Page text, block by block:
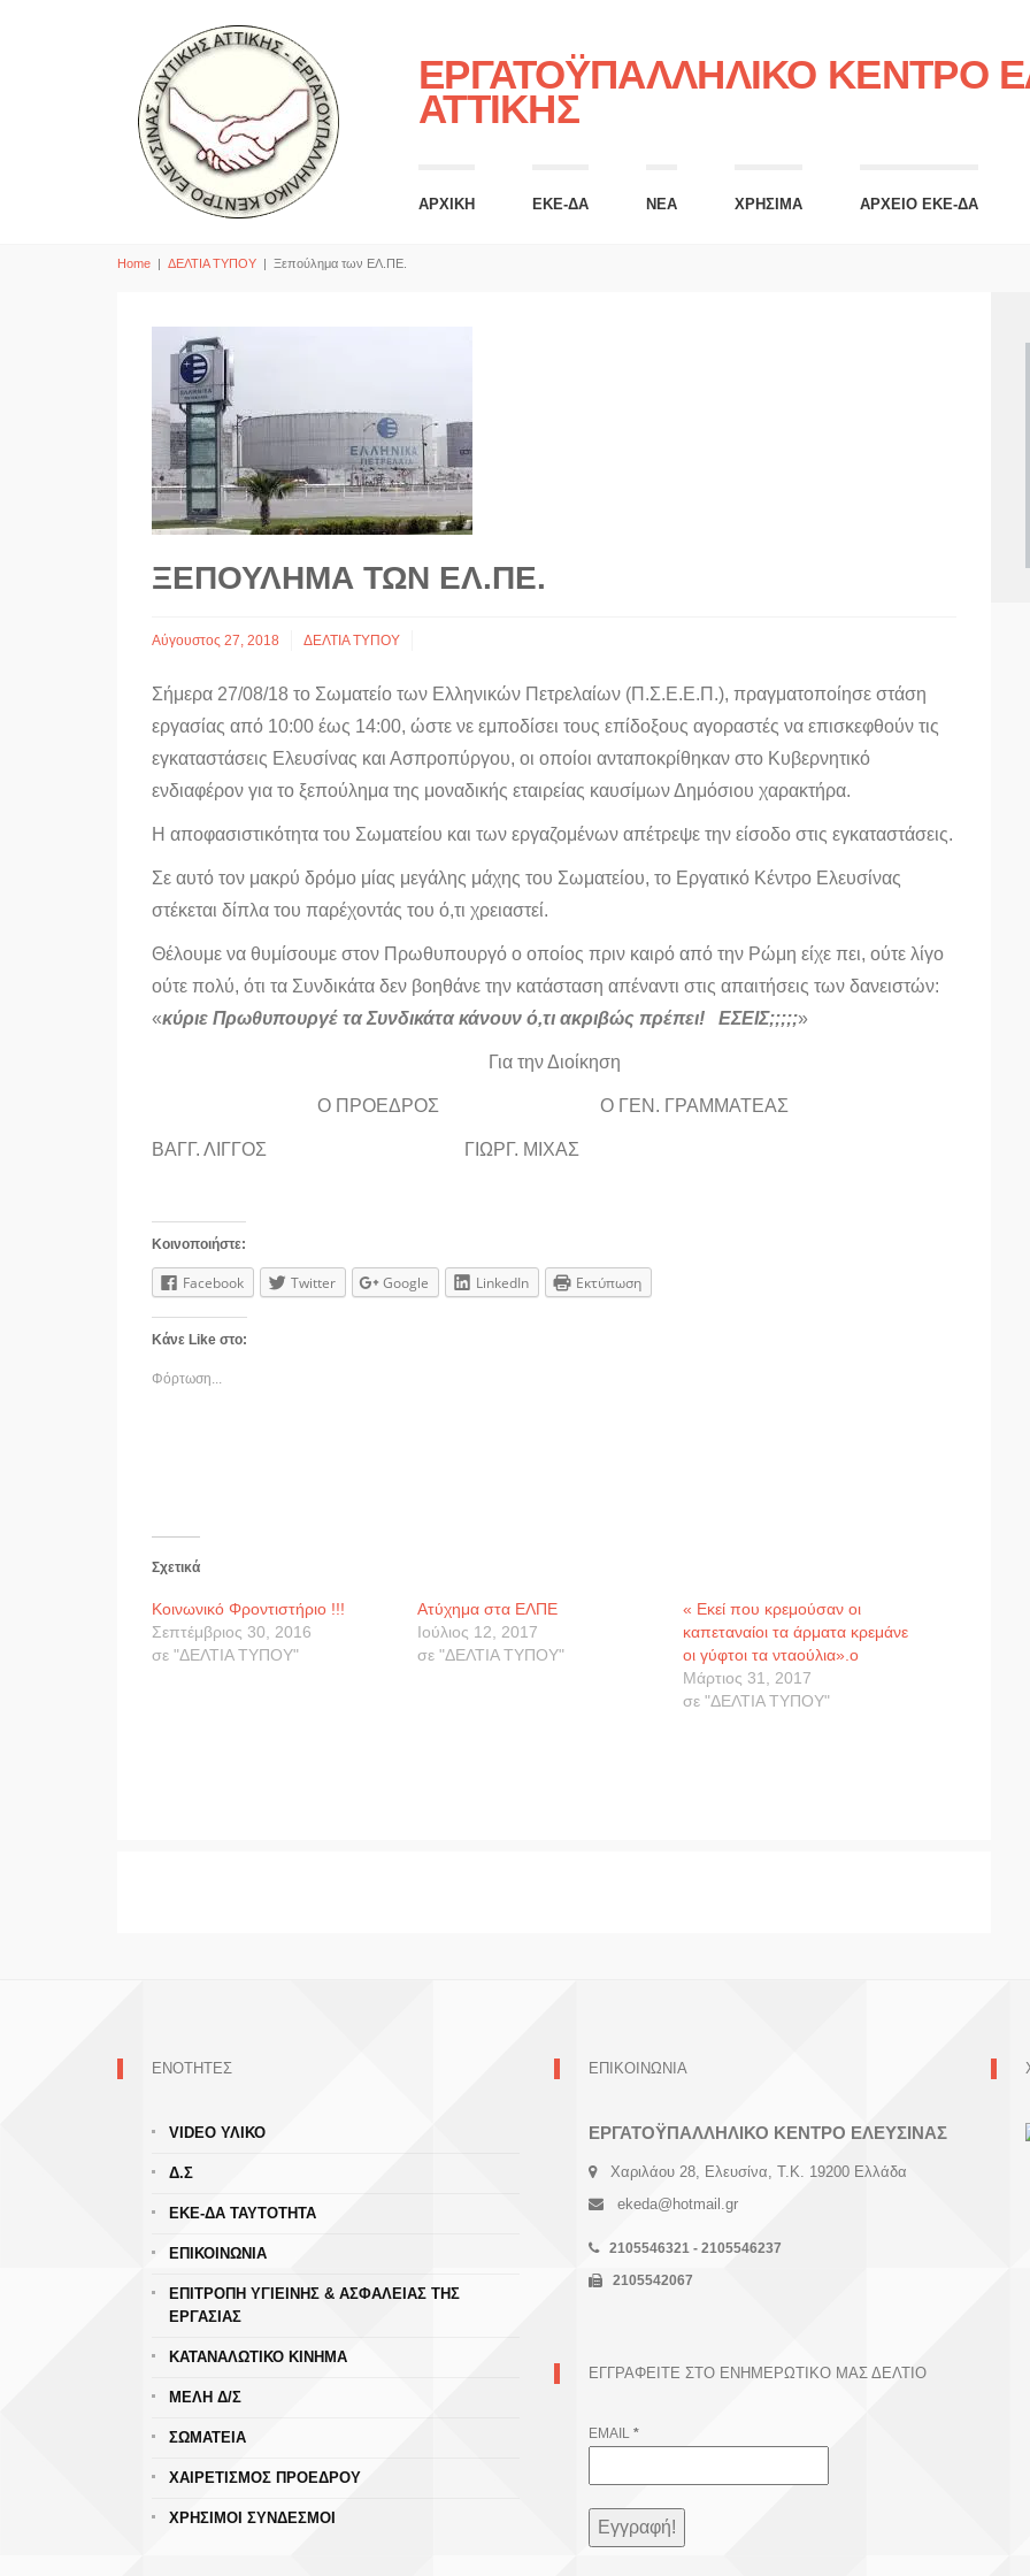
ΕΡΓΑΤΟΫΠΑΛΛΗΛΙΚΟ ΚΕΝΤΡΟ
ΑΤΤΙΚΗΣ
ΑΡΧΙΚΗ ΕΚΕ-ΔΑ ΝΕΑ ΧΡΗΣΙΜΑ ΑΡΧΕΙΟ ΕΚΕ-ΔΑ
Home | ΔΕΛΤΙΑ ΤΥΠΟΥ | Ξεπούλημα των ΕΛ.ΠΕ.
ΞΕΠΟΎΛΗΜΑ ΤΩΝ ΕΛ.ΠΕ.
Αύγουστος 27, 2018 ΔΕΛΤΙΑ ΤΥΠΟΥ
Σήμερα 27/08/18 το Σωματείο των Ελληνικών Πετρελαίων (Π.Σ.Ε.Ε.Π.), πραγματοποίησε στάση
εργασίας από 10:00 έως 14:00, ώστε νε εμποδίσει τους επίδοξους αγοραστές να επισκεφθούν τις
εγκαταστάσεις Ελευσίνας και Ασπροπύργου, οι οποίοι ανταποκρίθηκαν στο Κυβερνητικό
ενδιαφέρον για το ξεπούλημα της μοναδικής εταιρείας καυσίμων Δημόσιου χαρακτήρα.
Η αποφασιστικότητα του Σωματείου και των εργαζομένων απέτρεψε την είσοδο στις εγκαταστάσεις.
Σε αυτό τον μακρύ δρόμο μίας μεγάλης μάχης του Σωματείου, το Εργατικό Κέντρο Ελευσίνας
στέκεται δίπλα του παρέχοντάς του ό,τι χρειαστεί.
Θέλουμε να θυμίσουμε στον Πρωθυπουργό ο οποίος πριν καιρό από την Ρώμη είχε πει, ούτε λίγο
ούτε πολύ, ότι τα Συνδικάτα δεν βοηθάνε την κατάσταση απέναντι στις απαιτήσεις των δανειστών:
«κύριε Πρωθυπουργέ τα Συνδικάτα κάνουν ό,τι ακριβώς πρέπει! ΕΣΕΙΣ;;;;;»
Για την Διοίκηση
Ο ΠΡΟΕΔΡΟΣ Ο ΓΕΝ. ΓΡΑΜΜΑΤΕΑΣ
ΒΑΓΓ. ΛΙΓΓΟΣ ΓΙΩΡΓ. ΜΙΧΑΣ
Κοινοποιήστε:
Facebook Twitter Google LinkedIn Εκτύπωση
Κάνε Like στο:
Φόρτωση...
Σχετικά
Κοινωνικό Φροντιστήριο !!!
Σεπτέμβριος 30, 2016
σε "ΔΕΛΤΙΑ ΤΥΠΟΥ"
Ατύχημα στα ΕΛΠΕ
Ιούλιος 12, 2017
σε "ΔΕΛΤΙΑ ΤΥΠΟΥ"
« Εκεί που κρεμούσαν οι
καπεταναίοι τα άρματα κρεμάνε
οι γύφτοι τα νταούλια».ο
Μάρτιος 31, 2017
σε "ΔΕΛΤΙΑ ΤΥΠΟΥ"
ΕΝΟΤΗΤΕΣ
VIDEO ΥΛΙΚΟ
Δ.Σ
ΕΚΕ-ΔΑ ΤΑΥΤΟΤΗΤΑ
ΕΠΙΚΟΙΝΩΝΙΑ
ΕΠΙΤΡΟΠΗ ΥΓΙΕΙΝΗΣ & ΑΣΦΑΛΕΙΑΣ ΤΗΣ
ΕΡΓΑΣΙΑΣ
ΚΑΤΑΝΑΛΩΤΙΚΟ ΚΙΝΗΜΑ
ΜΕΛΗ Δ/Σ
ΣΩΜΑΤΕΙΑ
ΧΑΙΡΕΤΙΣΜΟΣ ΠΡΟΕΔΡΟΥ
ΧΡΗΣΙΜΟΙ ΣΥΝΔΕΣΜΟΙ
ΕΠΙΚΟΙΝΩΝΙΑ
ΕΡΓΑΤΟΫΠΑΛΛΗΛΙΚΟ ΚΕΝΤΡΟ ΕΛΕΥΣΙΝΑΣ
Χαριλάου 28, Ελευσίνα, Τ.Κ. 19200 Ελλάδα
ekeda@hotmail.gr
2105546321 - 2105546237
2105542067
ΕΓΓΡΑΦΕΊΤΕ ΣΤΟ ΕΝΗΜΕΡΩΤΙΚΌ ΜΑΣ ΔΕΛΤΊΟ
EMAIL *